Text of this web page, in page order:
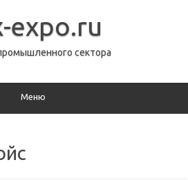
expo.ru
сектора
Меню